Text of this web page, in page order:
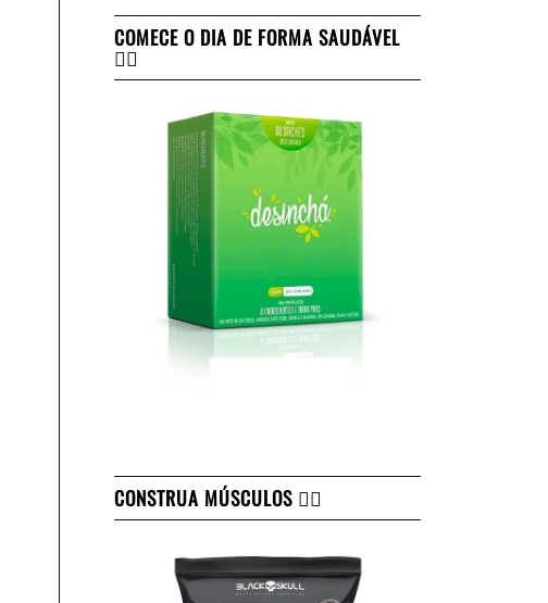
COMECE O DIA DE FORMA SAUDÁVEL
👇🏻
CONSTRUA MÚSCULOS 👇🏻